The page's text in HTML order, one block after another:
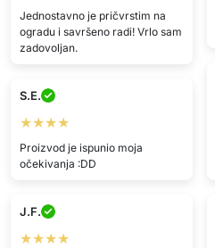
Jednostavno je pričvrstim na
ogradu i savršeno radi! Vrlo sam
zadovoljan.
S.E.
★★★★
Proizvod je ispunio moja
očekivanja :DD
J.F.
★★★★